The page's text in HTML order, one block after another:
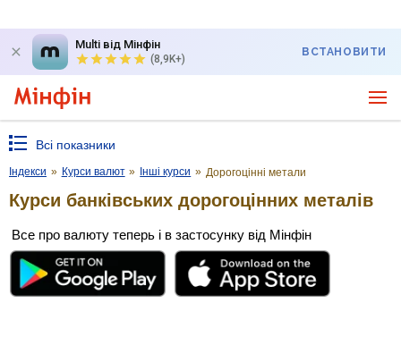
Multi від Мінфін
(8,9K+)
ВСТАНОВИТИ
Всі показники
Індекси » Курси валют » Інші курси » Дорогоцінні метали
Курси банківських дорогоцінних металів
Все про валюту теперь і в застосунку від Мінфін